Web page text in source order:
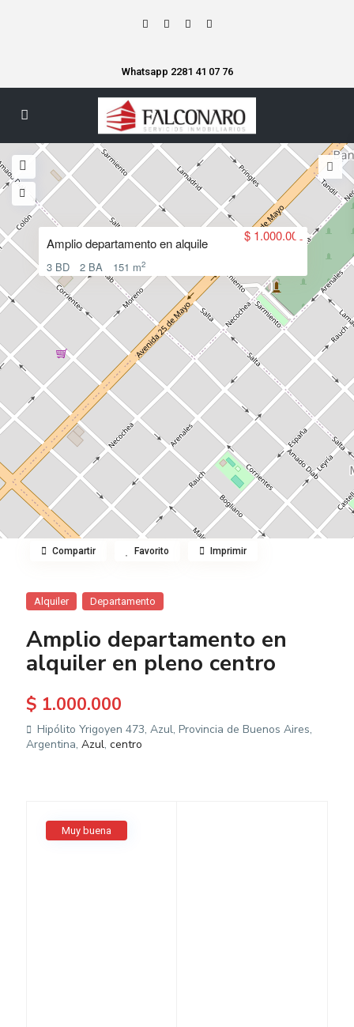
Whatsapp 2281 41 07 76
Amplio departamento en alquile $ 1.000.000
3 BD 2 BA 151 m2
Alquiler Departamento
Amplio departamento en
alquiler en pleno centro
$ 1.000.000
Hipólito Yrigoyen 473, Azul, Provincia de Buenos Aires,
Argentina,Azul,centro
Compartir Favorito Imprimir
Muy buena